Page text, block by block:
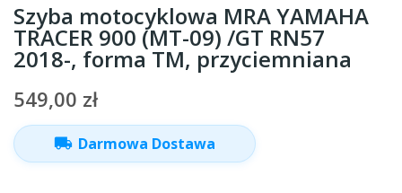
Szyba motocyklowa MRA YAMAHA
TRACER 900 (MT-09) /GT RN57
2018-, forma TM, przyciemniana
549,00 zł
local_shipping Darmowa Dostawa